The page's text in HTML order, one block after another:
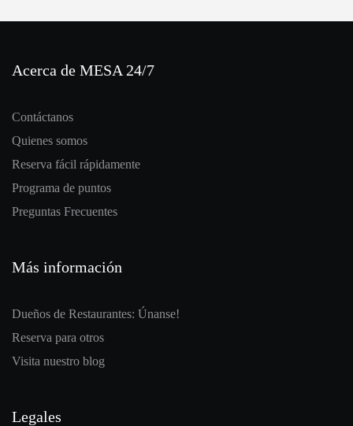
Acerca de MESA 24/7
Contáctanos
Quienes somos
Reserva fácil rápidamente
Programa de puntos
Preguntas Frecuentes
Más información
Dueños de Restaurantes: Únanse!
Reserva para otros
Visita nuestro blog
Legales